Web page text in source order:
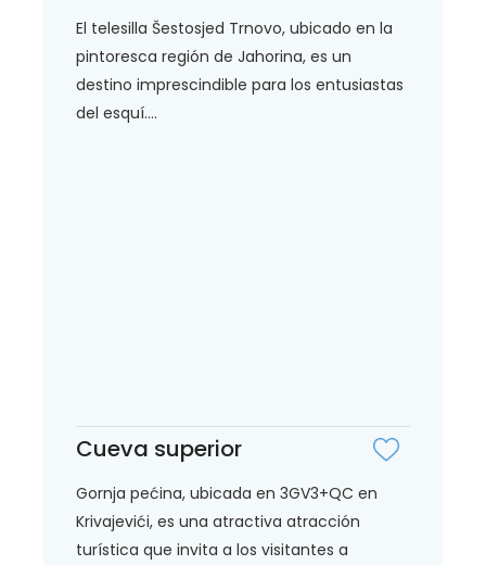
El telesilla Šestosjed Trnovo, ubicado en la
pintoresca región de Jahorina, es un
destino imprescindible para los entusiastas
del esquí....
Cueva superior
Gornja pećina, ubicada en 3GV3+QC en
Krivajevići, es una atractiva atracción
turística que invita a los visitantes a